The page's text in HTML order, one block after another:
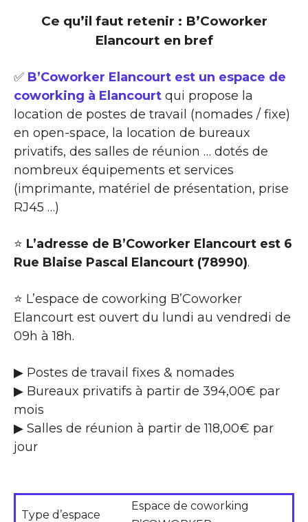
Ce qu’il faut retenir : B’Coworker
Elancourt en bref
✅ B’Coworker Elancourt est un espace de
coworking à Elancourt qui propose la
location de postes de travail (nomades / fixe)
en open-space, la location de bureaux
privatifs, des salles de réunion … dotés de
nombreux équipements et services
(imprimante, matériel de présentation, prise
RJ45 …)
⭐ L’adresse de B’Coworker Elancourt est 6
Rue Blaise Pascal Elancourt (78990).
⭐ L’espace de coworking B’Coworker
Elancourt est ouvert du lundi au vendredi de
09h à 18h.
▶ Postes de travail fixes & nomades
▶ Bureaux privatifs à partir de 394,00€ par
mois
▶ Salles de réunion à partir de 118,00€ par
jour
Type d’espace
Espace de coworking